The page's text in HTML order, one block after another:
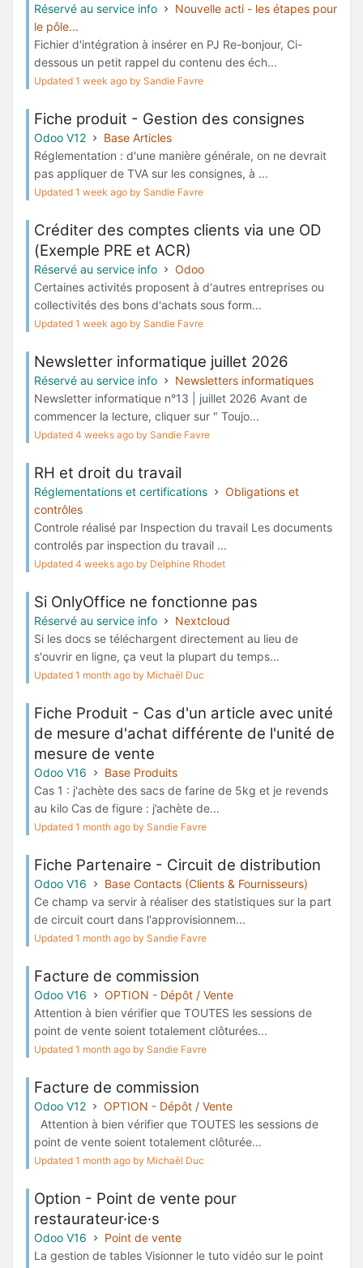
Réservé au service info
Nouvelle acti - les étapes pour
le pôle...
Fichier d'intégration à insérer en PJ Re-bonjour, Ci-
dessous un petit rappel du contenu des éch...
Updated 1 week ago by Sandie Favre
Fiche produit - Gestion des consignes
Odoo V12
Base Articles
Réglementation : d'une manière générale, on ne devrait
pas appliquer de TVA sur les consignes, à ...
Updated 1 week ago by Sandie Favre
Créditer des comptes clients via une OD
(Exemple PRE et ACR)
Réservé au service info
Odoo
Certaines activités proposent à d'autres entreprises ou
collectivités des bons d'achats sous form...
Updated 1 week ago by Sandie Favre
Newsletter informatique juillet 2026
Réservé au service info
Newsletters informatiques
Newsletter informatique n°13 | juillet 2026 Avant de
commencer la lecture, cliquer sur " Toujo...
Updated 4 weeks ago by Sandie Favre
RH et droit du travail
Réglementations et certifications
Obligations et
contrôles
Controle réalisé par Inspection du travail Les documents
controlés par inspection du travail ...
Updated 4 weeks ago by Delphine Rhodet
Si OnlyOffice ne fonctionne pas
Réservé au service info
Nextcloud
Si les docs se téléchargent directement au lieu de
s'ouvrir en ligne, ça veut la plupart du temps...
Updated 1 month ago by Michaël Duc
Fiche Produit - Cas d'un article avec unité
de mesure d'achat différente de l'unité de
mesure de vente
Odoo V16
Base Produits
Cas 1 : j'achète des sacs de farine de 5kg et je revends
au kilo Cas de figure : j’achète de...
Updated 1 month ago by Sandie Favre
Fiche Partenaire - Circuit de distribution
Odoo V16
Base Contacts (Clients & Fournisseurs)
Ce champ va servir à réaliser des statistiques sur la part
de circuit court dans l'approvisionnem...
Updated 1 month ago by Sandie Favre
Facture de commission
Odoo V16
OPTION - Dépôt / Vente
Attention à bien vérifier que TOUTES les sessions de
point de vente soient totalement clôturées...
Updated 1 month ago by Sandie Favre
Facture de commission
Odoo V12
OPTION - Dépôt / Vente
Attention à bien vérifier que TOUTES les sessions de
point de vente soient totalement clôturée...
Updated 1 month ago by Michaël Duc
Option - Point de vente pour
restaurateur·ice·s
Odoo V16
Point de vente
La gestion de tables Visionner le tuto vidéo sur le point